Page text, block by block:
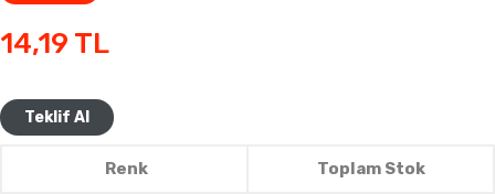
14,19 TL
Teklif Al
Renk Toplam Stok